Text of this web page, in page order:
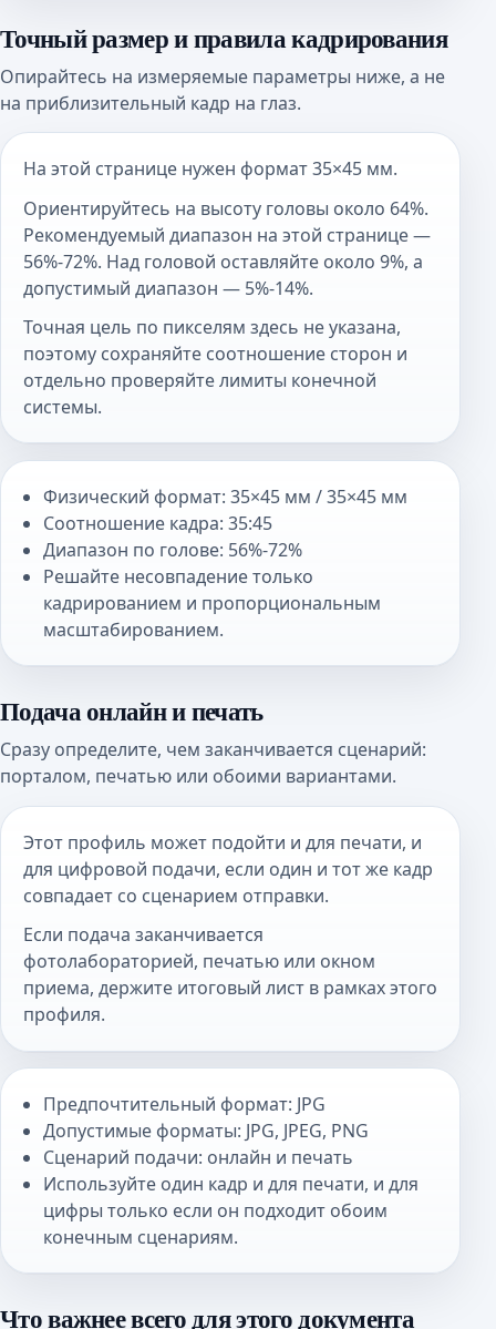
Точный размер и правила кадрирования
Опирайтесь на измеряемые параметры ниже, а не
на приблизительный кадр на глаз.
На этой странице нужен формат 35×45 мм.
Ориентируйтесь на высоту головы около 64%.
Рекомендуемый диапазон на этой странице —
56%-72%. Над головой оставляйте около 9%, а
допустимый диапазон — 5%-14%.
Точная цель по пикселям здесь не указана,
поэтому сохраняйте соотношение сторон и
отдельно проверяйте лимиты конечной
системы.
Физический формат: 35×45 мм / 35×45 мм
Соотношение кадра: 35:45
Диапазон по голове: 56%-72%
Решайте несовпадение только
кадрированием и пропорциональным
масштабированием.
Подача онлайн и печать
Сразу определите, чем заканчивается сценарий:
порталом, печатью или обоими вариантами.
Этот профиль может подойти и для печати, и
для цифровой подачи, если один и тот же кадр
совпадает со сценарием отправки.
Если подача заканчивается
фотолабораторией, печатью или окном
приема, держите итоговый лист в рамках этого
профиля.
Предпочтительный формат: JPG
Допустимые форматы: JPG, JPEG, PNG
Сценарий подачи: онлайн и печать
Используйте один кадр и для печати, и для
цифры только если он подходит обоим
конечным сценариям.
Что важнее всего для этого документа